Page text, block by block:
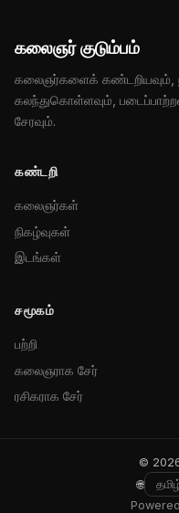
கலைஞர் குடும்பம்
கலைஞர்களைக் கண்டறியவும்,
கலந்துகொள்ளவும்,
சேரவும்.
கண்டறி
கலைஞர்கள்
நிகழ்வுகள்
இடங்கள்
சமூகம்
பற்றி
கலைஞராக சேர்
ரசிகராக சேர்
©
🌐